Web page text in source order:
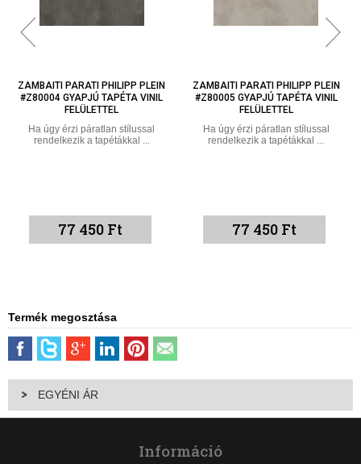
PLEIN
VINIL
ZAMBAITI PARATI PHILIPP PLEIN
#Z80005 GYAPJÚ TAPÉTA VINIL
FELÜLETTEL
Ha úgy érzi páratlan stílussal
rendelkezik a tapétákkal ...
77 450 Ft
ZAMBAITI PARATI PHILIPP
#Z80006 GYAPJÚ TAPÉTA
FELÜLETTEL
Ha úgy érzi páratlan
rendelkezik a tapétákkal
77 450 Ft
Termék megosztása
EGYÉNI ÁR
Információ